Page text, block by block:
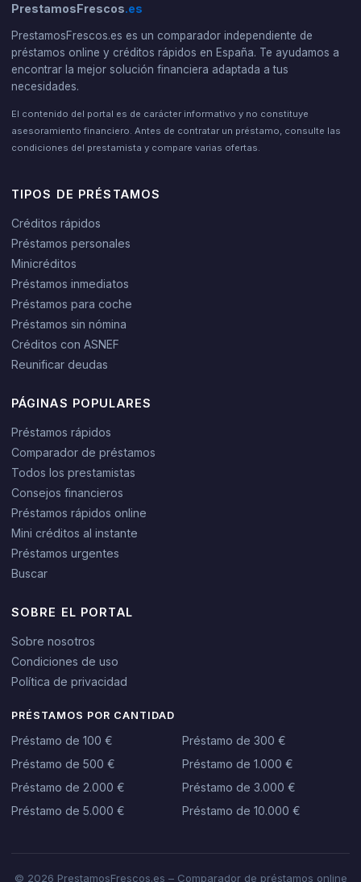
PrestamosFrescos.es
PrestamosFrescos.es es un comparador independiente de
préstamos online y créditos rápidos en España. Te ayudamos a
encontrar la mejor solución financiera adaptada a tus
necesidades.
El contenido del portal es de carácter informativo y no constituye
asesoramiento financiero. Antes de contratar un préstamo, consulte las
condiciones del prestamista y compare varias ofertas.
TIPOS DE PRÉSTAMOS
Créditos rápidos
Préstamos personales
Minicréditos
Préstamos inmediatos
Préstamos para coche
Préstamos sin nómina
Créditos con ASNEF
Reunificar deudas
PÁGINAS POPULARES
Préstamos rápidos
Comparador de préstamos
Todos los prestamistas
Consejos financieros
Préstamos rápidos online
Mini créditos al instante
Préstamos urgentes
Buscar
SOBRE EL PORTAL
Sobre nosotros
Condiciones de uso
Política de privacidad
PRÉSTAMOS POR CANTIDAD
Préstamo de 100 €
Préstamo de 300 €
Préstamo de 500 €
Préstamo de 1.000 €
Préstamo de 2.000 €
Préstamo de 3.000 €
Préstamo de 5.000 €
Préstamo de 10.000 €
© 2026 PrestamosFrescos.es – Comparador de préstamos online